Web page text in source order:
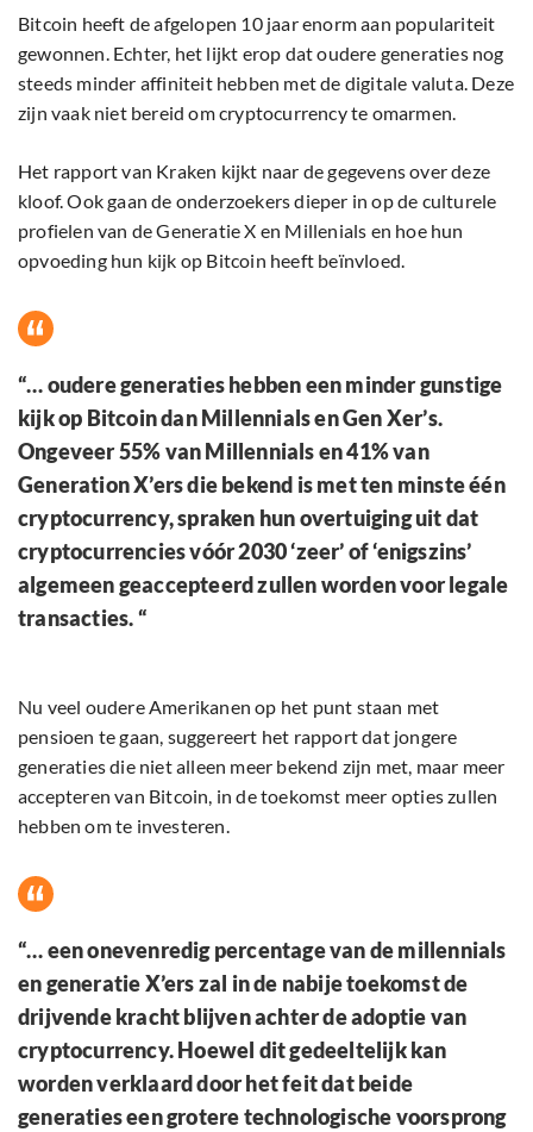
Bitcoin heeft de afgelopen 10 jaar enorm aan populariteit
gewonnen. Echter, het lijkt erop dat oudere generaties nog
steeds minder affiniteit hebben met de digitale valuta. Deze
zijn vaak niet bereid om cryptocurrency te omarmen.
Het rapport van Kraken kijkt naar de gegevens over deze
kloof. Ook gaan de onderzoekers dieper in op de culturele
profielen van de Generatie X en Millenials en hoe hun
opvoeding hun kijk op Bitcoin heeft beïnvloed.
“… oudere generaties hebben een minder gunstige
kijk op Bitcoin dan Millennials en Gen Xer’s.
Ongeveer 55% van Millennials en 41% van
Generation X’ers die bekend is met ten minste één
cryptocurrency, spraken hun overtuiging uit dat
cryptocurrencies vóór 2030 ‘zeer’ of ‘enigszins’
algemeen geaccepteerd zullen worden voor legale
transacties. “
Nu veel oudere Amerikanen op het punt staan ​​met
pensioen te gaan, suggereert het rapport dat jongere
generaties die niet alleen meer bekend zijn met, maar meer
accepteren van Bitcoin, in de toekomst meer opties zullen
hebben om te investeren.
“… een onevenredig percentage van de millennials
en generatie X’ers zal in de nabije toekomst de
drijvende kracht blijven achter de adoptie van
cryptocurrency. Hoewel dit gedeeltelijk kan
worden verklaard door het feit dat beide
generaties een grotere technologische voorsprong